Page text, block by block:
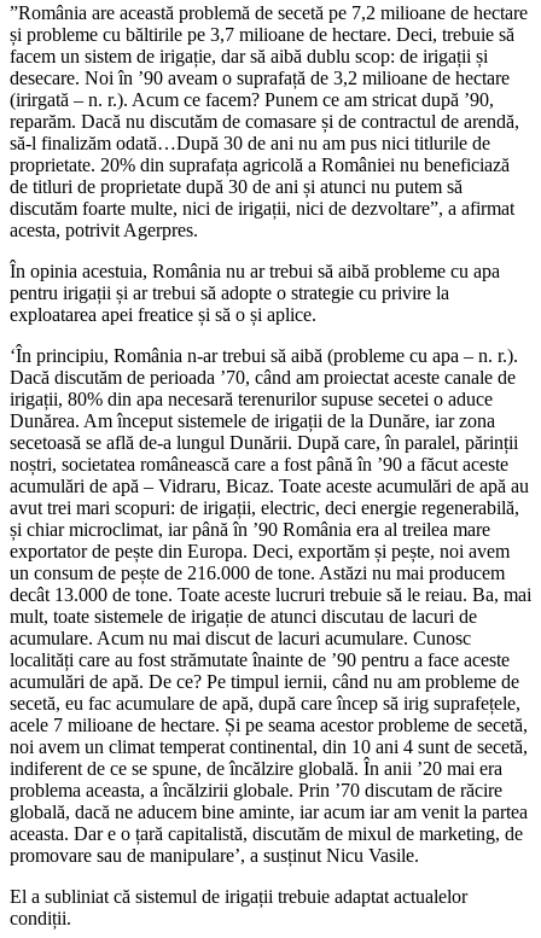
”România are această problemă de secetă pe 7,2 milioane de hectare
și probleme cu băltirile pe 3,7 milioane de hectare. Deci, trebuie să
facem un sistem de irigație, dar să aibă dublu scop: de irigații și
desecare. Noi în ’90 aveam o suprafață de 3,2 milioane de hectare
(irirgată – n. r.). Acum ce facem? Punem ce am stricat după ’90,
reparăm. Dacă nu discutăm de comasare și de contractul de arendă,
să-l finalizăm odată…După 30 de ani nu am pus nici titlurile de
proprietate. 20% din suprafața agricolă a României nu beneficiază
de titluri de proprietate după 30 de ani și atunci nu putem să
discutăm foarte multe, nici de irigații, nici de dezvoltare”, a afirmat
acesta, potrivit Agerpres.
În opinia acestuia, România nu ar trebui să aibă probleme cu apa
pentru irigații și ar trebui să adopte o strategie cu privire la
exploatarea apei freatice și să o și aplice.
‘În principiu, România n-ar trebui să aibă (probleme cu apa – n. r.).
Dacă discutăm de perioada ’70, când am proiectat aceste canale de
irigații, 80% din apa necesară terenurilor supuse secetei o aduce
Dunărea. Am început sistemele de irigații de la Dunăre, iar zona
secetoasă se află de-a lungul Dunării. După care, în paralel, părinții
noștri, societatea românească care a fost până în ’90 a făcut aceste
acumulări de apă – Vidraru, Bicaz. Toate aceste acumulări de apă au
avut trei mari scopuri: de irigații, electric, deci energie regenerabilă,
și chiar microclimat, iar până în ’90 România era al treilea mare
exportator de pește din Europa. Deci, exportăm și pește, noi avem
un consum de pește de 216.000 de tone. Astăzi nu mai producem
decât 13.000 de tone. Toate aceste lucruri trebuie să le reiau. Ba, mai
mult, toate sistemele de irigație de atunci discutau de lacuri de
acumulare. Acum nu mai discut de lacuri acumulare. Cunosc
localități care au fost strămutate înainte de ’90 pentru a face aceste
acumulări de apă. De ce? Pe timpul iernii, când nu am probleme de
secetă, eu fac acumulare de apă, după care încep să irig suprafețele,
acele 7 milioane de hectare. Și pe seama acestor probleme de secetă,
noi avem un climat temperat continental, din 10 ani 4 sunt de secetă,
indiferent de ce se spune, de încălzire globală. În anii ’20 mai era
problema aceasta, a încălzirii globale. Prin ’70 discutam de răcire
globală, dacă ne aducem bine aminte, iar acum iar am venit la partea
aceasta. Dar e o țară capitalistă, discutăm de mixul de marketing, de
promovare sau de manipulare’, a susținut Nicu Vasile.
El a subliniat că sistemul de irigații trebuie adaptat actualelor
condiții.